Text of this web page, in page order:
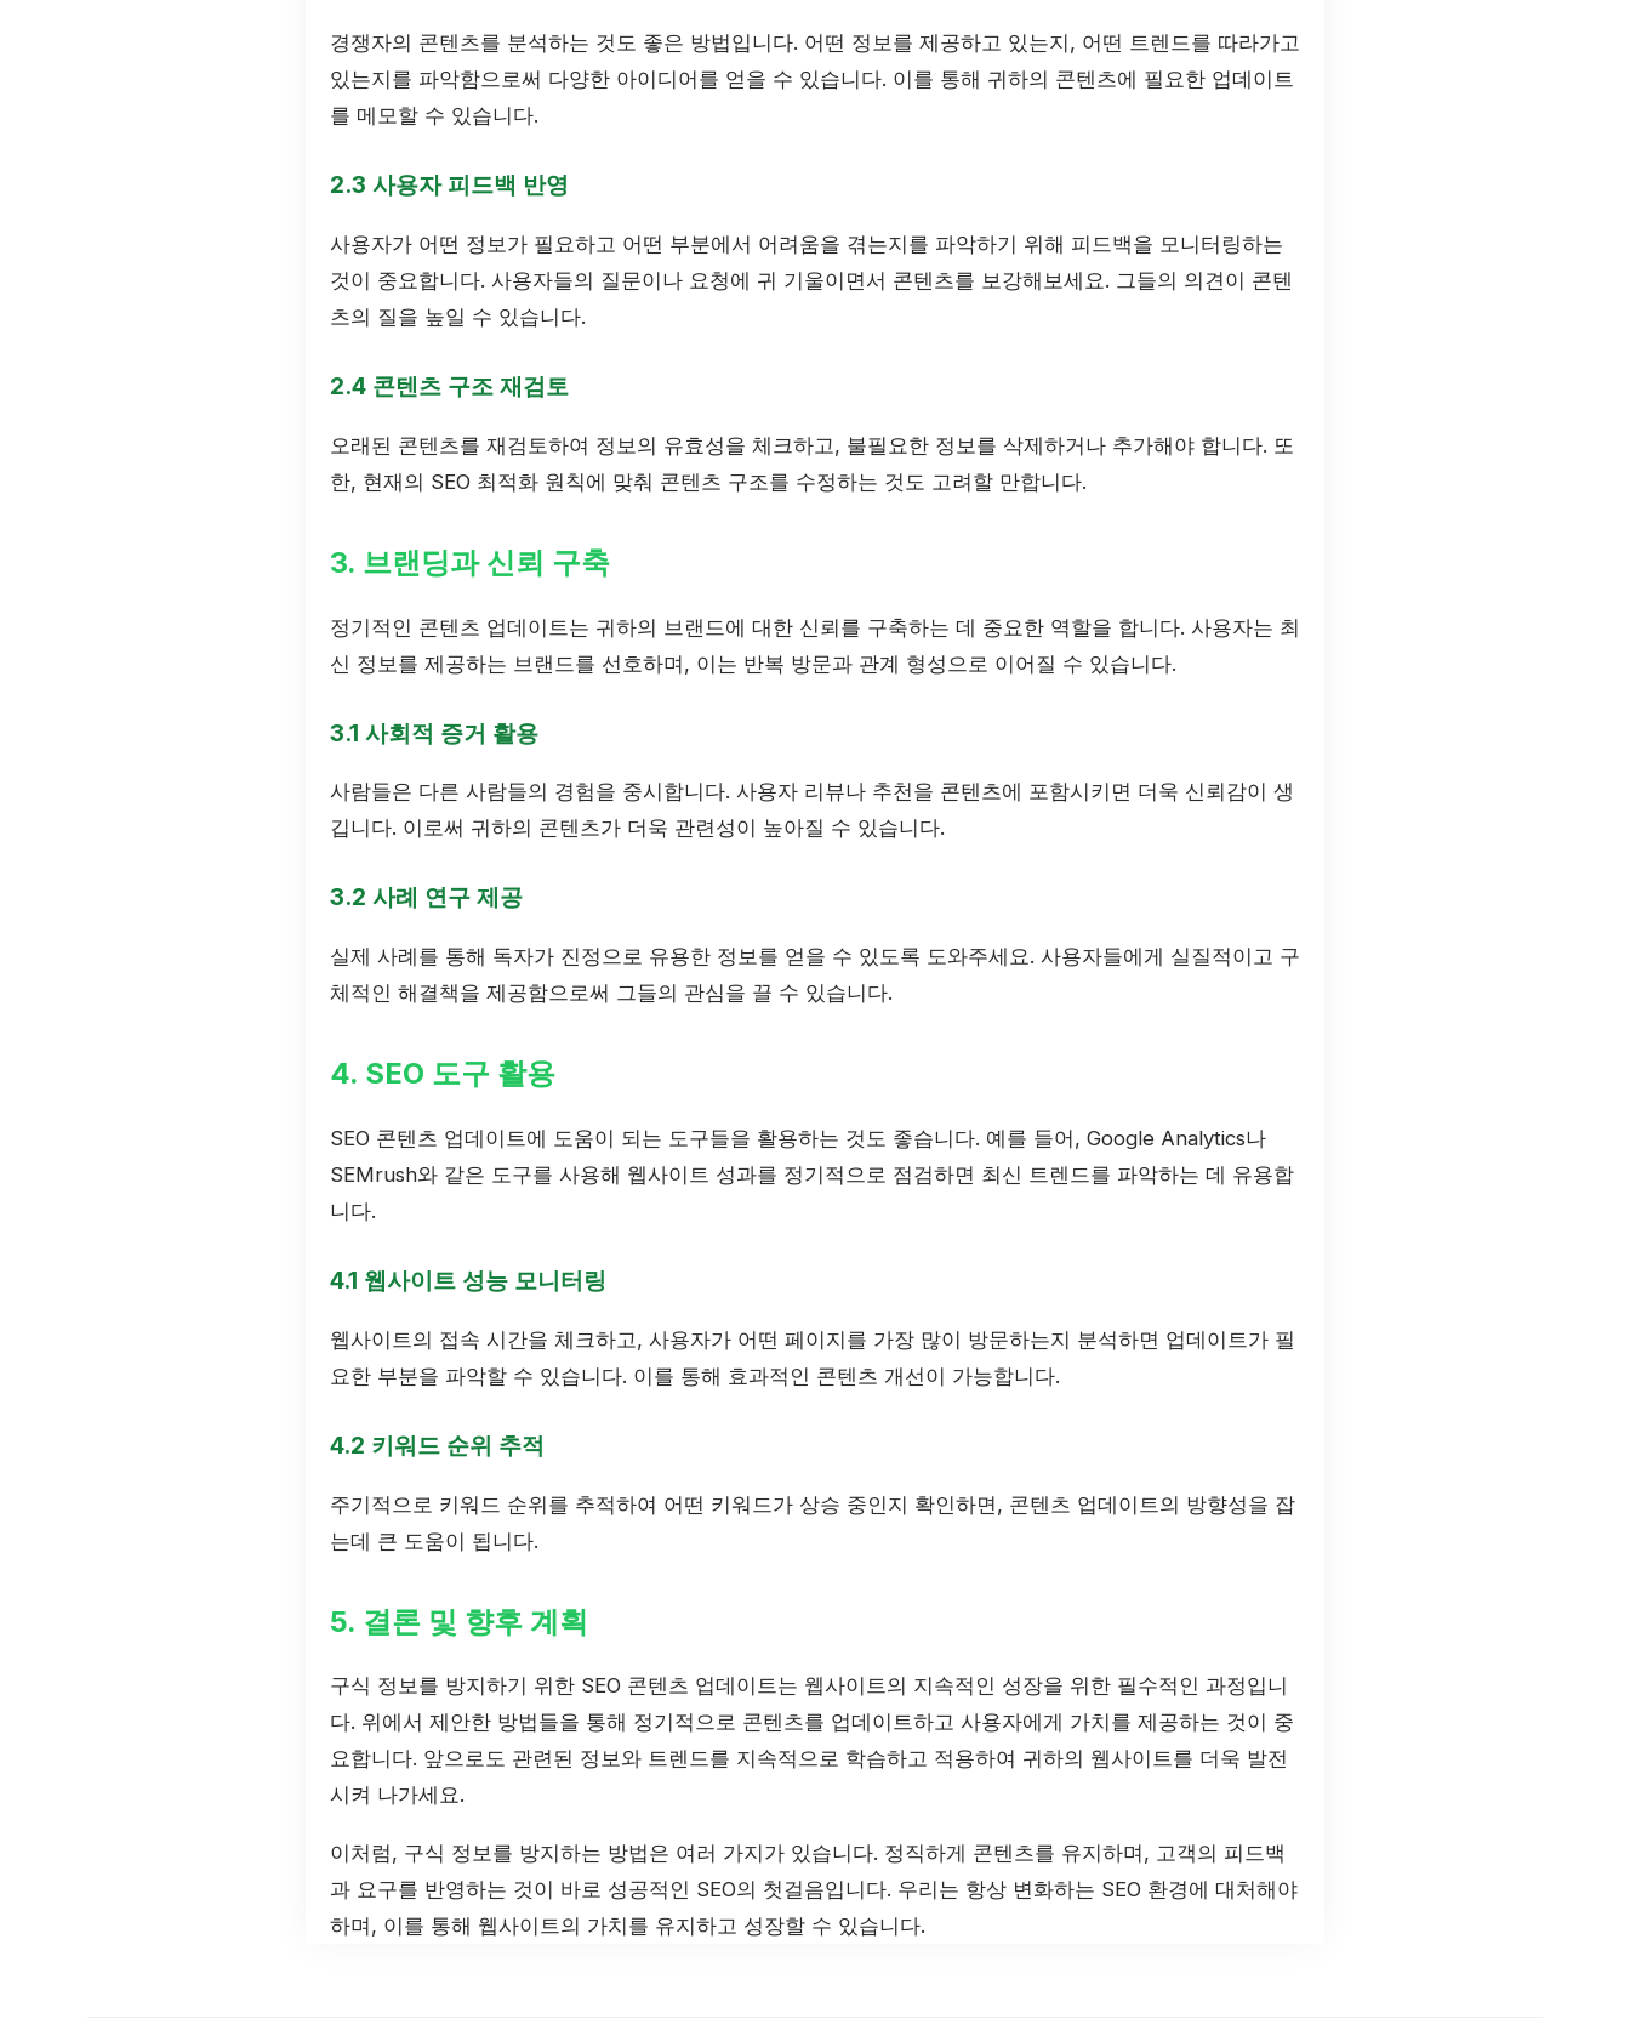
경쟁자의 콘텐츠를 분석하는 것도 좋은 방법입니다. 어떤 정보를 제공하고 있는지, 어떤 트렌드를 따라가고
있는지를 파악함으로써 다양한 아이디어를 얻을 수 있습니다. 이를 통해 귀하의 콘텐츠에 필요한 업데이트
를 메모할 수 있습니다.
2.3 사용자 피드백 반영
사용자가 어떤 정보가 필요하고 어떤 부분에서 어려움을 겪는지를 파악하기 위해 피드백을 모니터링하는
것이 중요합니다. 사용자들의 질문이나 요청에 귀 기울이면서 콘텐츠를 보강해보세요. 그들의 의견이 콘텐
츠의 질을 높일 수 있습니다.
2.4 콘텐츠 구조 재검토
오래된 콘텐츠를 재검토하여 정보의 유효성을 체크하고, 불필요한 정보를 삭제하거나 추가해야 합니다. 또
한, 현재의 SEO 최적화 원칙에 맞춰 콘텐츠 구조를 수정하는 것도 고려할 만합니다.
3. 브랜딩과 신뢰 구축
정기적인 콘텐츠 업데이트는 귀하의 브랜드에 대한 신뢰를 구축하는 데 중요한 역할을 합니다. 사용자는 최
신 정보를 제공하는 브랜드를 선호하며, 이는 반복 방문과 관계 형성으로 이어질 수 있습니다.
3.1 사회적 증거 활용
사람들은 다른 사람들의 경험을 중시합니다. 사용자 리뷰나 추천을 콘텐츠에 포함시키면 더욱 신뢰감이 생
깁니다. 이로써 귀하의 콘텐츠가 더욱 관련성이 높아질 수 있습니다.
3.2 사례 연구 제공
실제 사례를 통해 독자가 진정으로 유용한 정보를 얻을 수 있도록 도와주세요. 사용자들에게 실질적이고 구
체적인 해결책을 제공함으로써 그들의 관심을 끌 수 있습니다.
4. SEO 도구 활용
SEO 콘텐츠 업데이트에 도움이 되는 도구들을 활용하는 것도 좋습니다. 예를 들어, Google Analytics나
SEMrush와 같은 도구를 사용해 웹사이트 성과를 정기적으로 점검하면 최신 트렌드를 파악하는 데 유용합
니다.
4.1 웹사이트 성능 모니터링
웹사이트의 접속 시간을 체크하고, 사용자가 어떤 페이지를 가장 많이 방문하는지 분석하면 업데이트가 필
요한 부분을 파악할 수 있습니다. 이를 통해 효과적인 콘텐츠 개선이 가능합니다.
4.2 키워드 순위 추적
주기적으로 키워드 순위를 추적하여 어떤 키워드가 상승 중인지 확인하면, 콘텐츠 업데이트의 방향성을 잡
는데 큰 도움이 됩니다.
5. 결론 및 향후 계획
구식 정보를 방지하기 위한 SEO 콘텐츠 업데이트는 웹사이트의 지속적인 성장을 위한 필수적인 과정입니
다. 위에서 제안한 방법들을 통해 정기적으로 콘텐츠를 업데이트하고 사용자에게 가치를 제공하는 것이 중
요합니다. 앞으로도 관련된 정보와 트렌드를 지속적으로 학습하고 적용하여 귀하의 웹사이트를 더욱 발전
시켜 나가세요.
이처럼, 구식 정보를 방지하는 방법은 여러 가지가 있습니다. 정직하게 콘텐츠를 유지하며, 고객의 피드백
과 요구를 반영하는 것이 바로 성공적인 SEO의 첫걸음입니다. 우리는 항상 변화하는 SEO 환경에 대처해야
하며, 이를 통해 웹사이트의 가치를 유지하고 성장할 수 있습니다.